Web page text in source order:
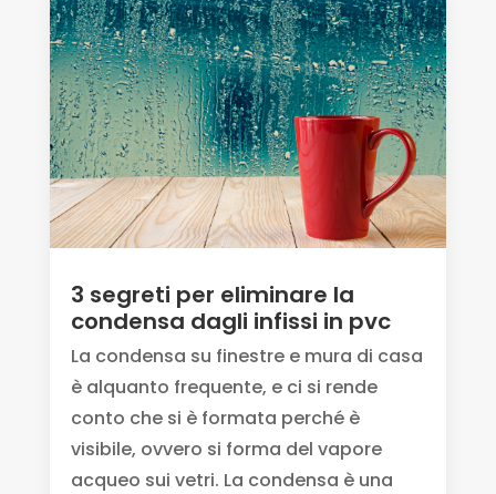
3 segreti per eliminare la
condensa dagli infissi in pvc
La condensa su finestre e mura di casa
è alquanto frequente, e ci si rende
conto che si è formata perché è
visibile, ovvero si forma del vapore
acqueo sui vetri. La condensa è una